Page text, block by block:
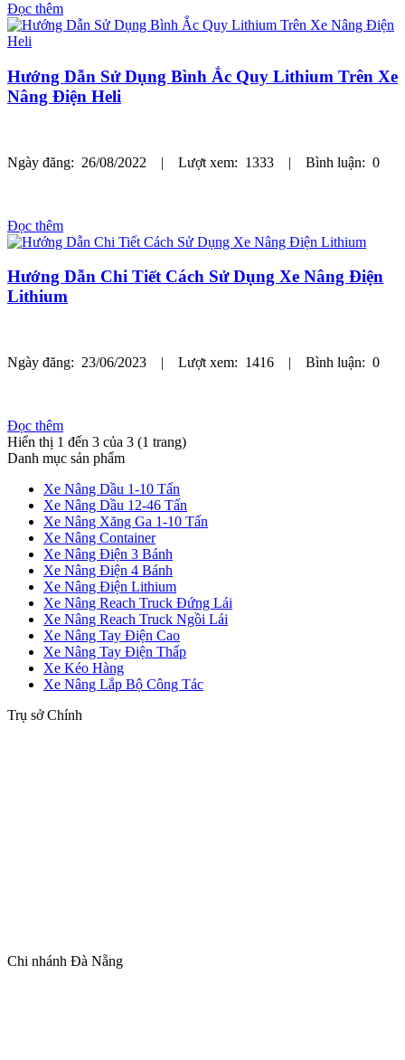
Đọc thêm
Hướng Dẫn Sử Dụng Bình Ắc Quy Lithium Trên Xe
Nâng Điện Heli
Ngày đăng: 26/08/2022 | Lượt xem: 1333 | Bình luận: 0
Đọc thêm
Hướng Dẫn Chi Tiết Cách Sử Dụng Xe Nâng Điện
Lithium
Ngày đăng: 23/06/2023 | Lượt xem: 1416 | Bình luận: 0
Đọc thêm
Hiển thị 1 đến 3 của 3 (1 trang)
Danh mục sản phẩm
Xe Nâng Dầu 1-10 Tấn
Xe Nâng Dầu 12-46 Tấn
Xe Nâng Xăng Ga 1-10 Tấn
Xe Nâng Container
Xe Nâng Điện 3 Bánh
Xe Nâng Điện 4 Bánh
Xe Nâng Điện Lithium
Xe Nâng Reach Truck Đứng Lái
Xe Nâng Reach Truck Ngồi Lái
Xe Nâng Tay Điện Cao
Xe Nâng Tay Điện Thấp
Xe Kéo Hàng
Xe Nâng Lắp Bộ Công Tác
Trụ sở Chính
Chi nhánh Đà Nẵng